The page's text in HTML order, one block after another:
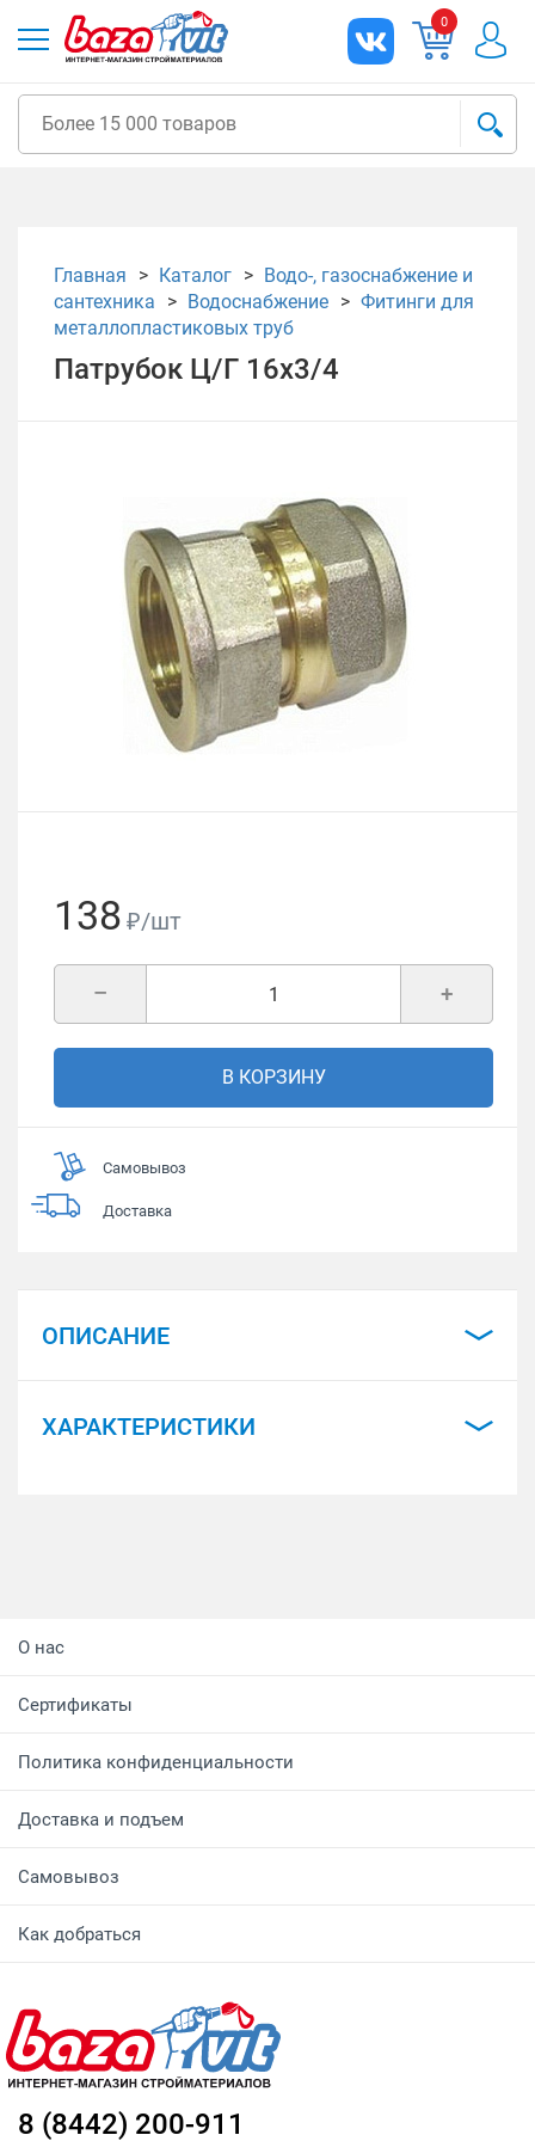
0
Главная Каталог
Водо-, газоснабжение и
сантехника
Водоснабжение
Фитинги для
металлопластиковых труб
Патрубок Ц/Г 16х3/4
138 ₽/шт
+
–
В КОРЗИНУ
Самовывоз
Доставка
ОПИСАНИЕ
ХАРАКТЕРИСТИКИ
О нас
Сертификаты
Политика конфиденциальности
Доставка и подъем
Самовывоз
Как добраться
8 (8442) 200-911